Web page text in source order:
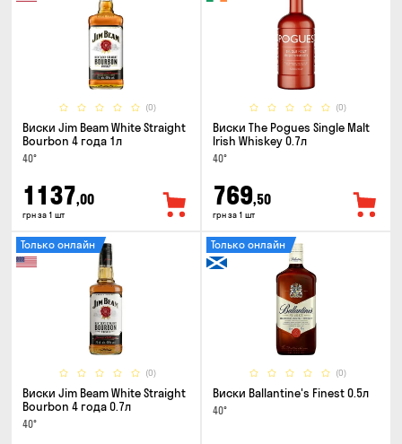
(0)
Виски Jim Beam White Straight
Bourbon 4 года 1л
40°
1137,00
грн за 1 шт
(0)
Виски The Pogues Single Malt
Irish Whiskey 0.7л
40°
769,50
грн за 1 шт
(0)
Только онлайн
Виски Jim Beam White Straight
Bourbon 4 года 0.7л
40°
(0)
Только онлайн
Виски Ballantine's Finest 0.5л
40°